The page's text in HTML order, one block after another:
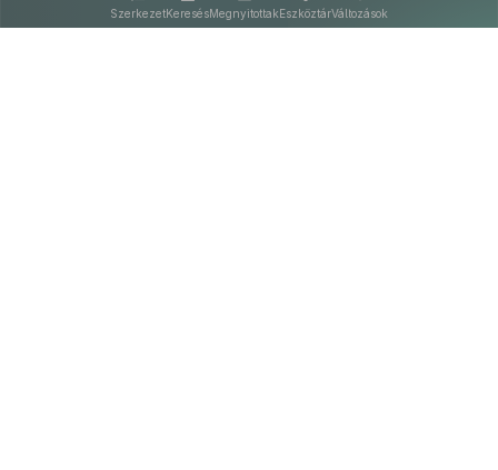
SzerkezetKeresésMegnyitottakEszköztárVáltozások